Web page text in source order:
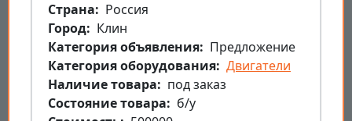
Страна
Россия
Город
Клин
Категория объявления
Предложение
Категория оборудования Двигатели
Наличие товара
под заказ
Состояние товара
б/у